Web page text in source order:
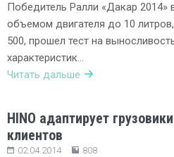
Победитель Ралли «Дакар 2014»
объемом двигателя до 10
500, прошел тест на
характеристик…
Читать дальше
HINO адаптирует
клиентов
02.04.2014 808